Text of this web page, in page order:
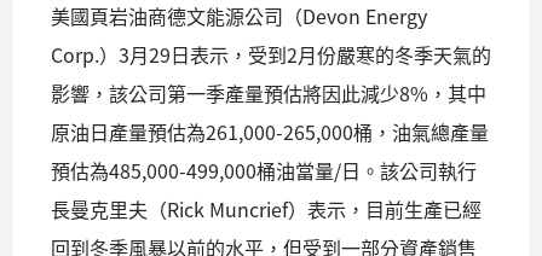
美國頁岩油商德文能源公司（Devon Energy
Corp.）3月29日表示，受到2月份嚴寒的冬季天氣的
影響，該公司第一季產量預估將因此減少8%，其中
原油日產量預估為261,000-265,000桶，油氣總產量
預估為485,000-499,000桶油當量/日。該公司執行
長曼克里夫（Rick Muncrief）表示，目前生產已經
回到冬季風暴以前的水平，但受到一部分資產銷售